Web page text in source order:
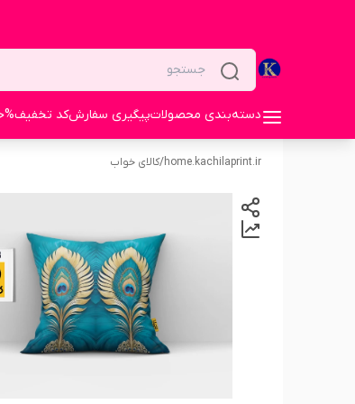
دسته‌بندی محصولاتپیگیری سفارشکد تخفیف%
home.kachilaprint.ir
/کالای خواب